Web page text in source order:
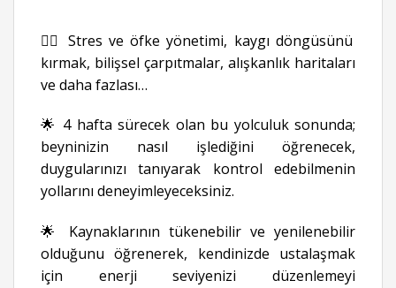
👉🏻 Stres ve öfke yönetimi, kaygı döngüsünü
kırmak, bilişsel çarpıtmalar, alışkanlık haritaları
ve daha fazlası…
🌟 4 hafta sürecek olan bu yolculuk sonunda;
beyninizin nasıl işlediğini öğrenecek,
duygularınızı tanıyarak kontrol edebilmenin
yollarını deneyimleyeceksiniz.
🌟 Kaynaklarının tükenebilir ve yenilenebilir
olduğunu öğrenerek, kendinizde ustalaşmak
için enerji seviyenizi düzenlemeyi